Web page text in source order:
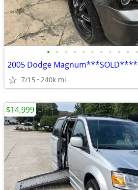
• • • • • • • • • • •
2005 Dodge Magnum***SOLD****
7/15 240k mi
$14,999